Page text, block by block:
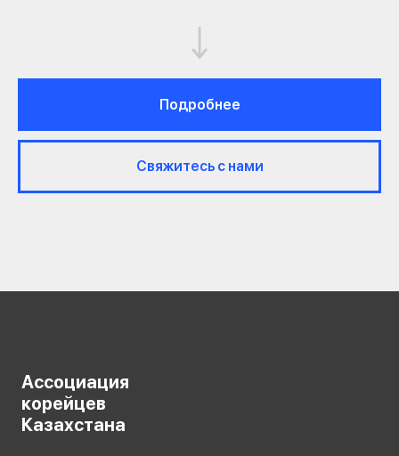
Подробнее
Свяжитесь с нами
Ассоциация
корейцев
Казахстана